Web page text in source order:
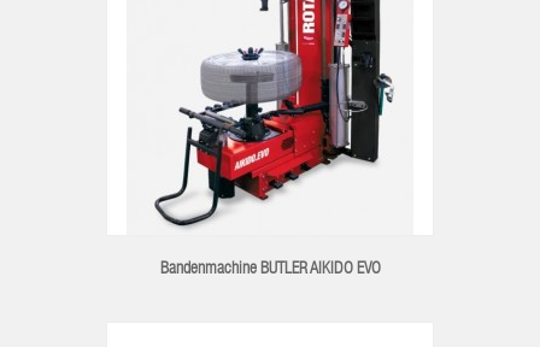
Bandenmachine BUTLER AIKIDO EVO